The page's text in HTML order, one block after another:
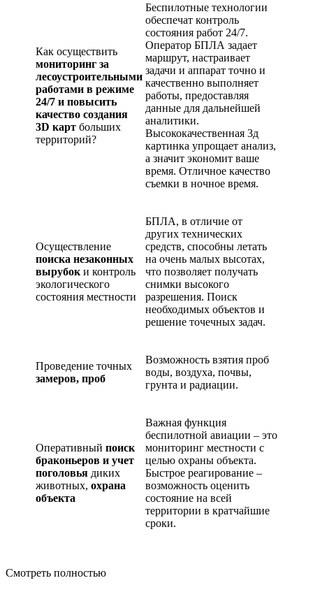
Как осуществить
мониторинг за
лесоустроительными
работами в режиме
24/7 и повысить
качество создания
3D карт больших
территорий?
Беспилотные технологии
обеспечат контроль
состояния работ 24/7.
Оператор БПЛА задает
маршрут, настраивает
задачи и аппарат точно и
качественно выполняет
работы, предоставляя
данные для дальнейшей
аналитики.
Высококачественная 3д
картинка упрощает анализ,
а значит экономит ваше
время. Отличное качество
съемки в ночное время.
Осуществление
поиска незаконных
вырубок и контроль
экологического
состояния местности
БПЛА, в отличие от
других технических
средств, способны летать
на очень малых высотах,
что позволяет получать
снимки высокого
разрешения. Поиск
необходимых объектов и
решение точечных задач.
Проведение точных
замеров, проб
Возможность взятия проб
воды, воздуха, почвы,
грунта и радиации.
Оперативный поиск
браконьеров и учет
поголовья диких
животных, охрана
объекта
Важная функция
беспилотной авиации – это
мониторинг местности с
целью охраны объекта.
Быстрое реагирование –
возможность оценить
состояние на всей
территории в кратчайшие
сроки.
Смотреть полностью